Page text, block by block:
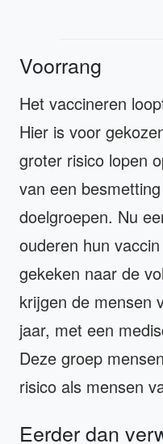
Voorrang
Het vaccineren
Hier is voor
groter risico lopen
van een
doelgroepen. Nu
ouderen hun
gekeken naar de
krijgen de mensen
jaar, met een
Deze groep
risico als mensen
Eerder dan